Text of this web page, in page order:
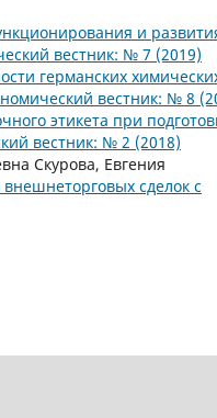
и
вестник: № 7 (2019)
германских
вестник: № 8
этикета при
вестник: № 2 (2018)
Скурова, Евгения
сделок с